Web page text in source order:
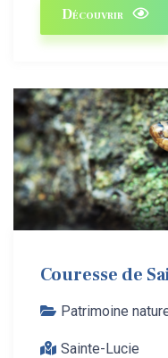
Découvrir
Couresse de
Patrimoine
Sainte-Lucie